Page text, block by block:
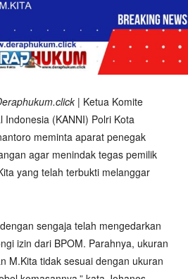
| Ketua Komite
Indonesia (KANNI) Polri Kota
meminta aparat penegak
agar menindak tegas pemilik
yang telah terbukti melanggar
sengaja telah mengedarkan
izin dari BPOM. Parahnya, ukuran
M.Kita tidak sesuai dengan ukuran